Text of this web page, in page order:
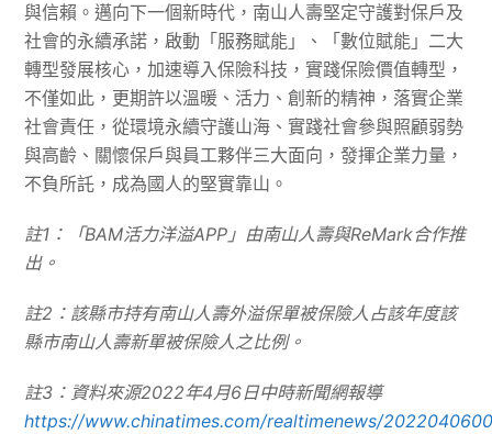
與信賴。邁向下一個新時代，南山人壽堅定守護對保戶及
社會的永續承諾，啟動「服務賦能」、「數位賦能」二大
轉型發展核心，加速導入保險科技，實踐保險價值轉型，
不僅如此，更期許以溫暖、活力、創新的精神，落實企業
社會責任，從環境永續守護山海、實踐社會參與照顧弱勢
與高齡、關懷保戶與員工夥伴三大面向，發揮企業力量，
不負所託，成為國人的堅實靠山。
註1 ：「BAM活力洋溢APP 」由南山人壽與ReMark合作推
出。
註2 ：該縣市持有南山人壽外溢保單被保險人占該年度該
縣市南山人壽新單被保險人之比例。
註3 ：資料來源2022年4月6日中時新聞網報導
https://www.chinatimes.com/realtimenews/